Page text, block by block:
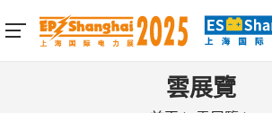
雲展覽